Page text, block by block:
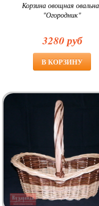
Корзина овощная
"Огородник"
3280 руб